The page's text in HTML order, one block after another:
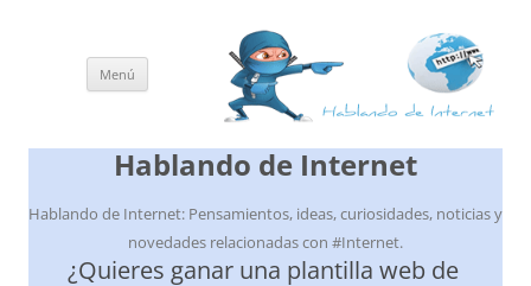
Hablando de Internet
Hablando de Internet: Pensamientos, ideas, curiosidades, noticias y
novedades relacionadas con #Internet.
Menú
¿Quieres ganar una plantilla web de